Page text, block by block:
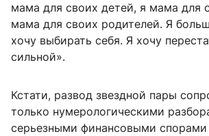
мама для своих детей, я мама для
мама для своих родителей. Я
хочу выбирать себя. Я хочу
сильной».
Кстати, развод звездной пары
только нумерологическими
серьезными финансовыми